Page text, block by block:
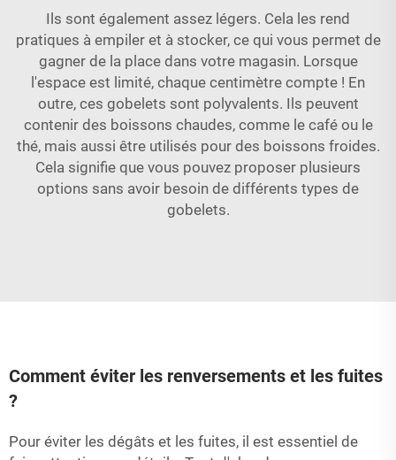
Ils sont également assez légers. Cela les rend
pratiques à empiler et à stocker, ce qui vous permet de
gagner de la place dans votre magasin. Lorsque
l'espace est limité, chaque centimètre compte ! En
outre, ces gobelets sont polyvalents. Ils peuvent
contenir des boissons chaudes, comme le café ou le
thé, mais aussi être utilisés pour des boissons froides.
Cela signifie que vous pouvez proposer plusieurs
options sans avoir besoin de différents types de
gobelets.
Comment éviter les renversements et les fuites
?
Pour éviter les dégâts et les fuites, il est essentiel de